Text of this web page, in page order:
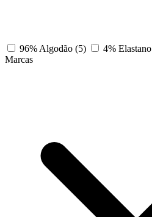
96% Algodão (5) 4% Elastano
Marcas